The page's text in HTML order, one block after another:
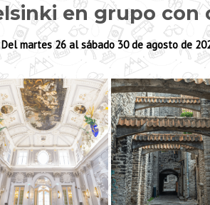
en grupo
Del martes 26 al sábado 30 de agosto de